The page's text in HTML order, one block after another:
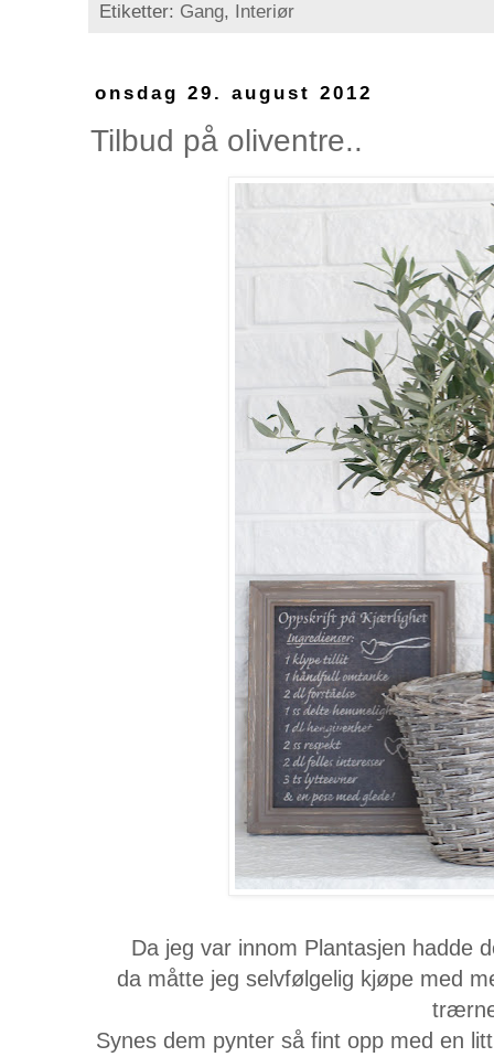
Etiketter: Gang, Interiør
onsdag 29. august 2012
Tilbud på oliventre..
Da jeg var innom Plantasjen hadde
da måtte jeg selvfølgelig kjøpe med
Synes dem pynter så fint opp med en